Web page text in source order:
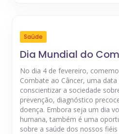
Saúde
Dia Mundial do
No dia 4 de fevereiro,
Combate ao Câncer, uma
conscientizar a sociedade
prevenção, diagnóstico
doença. Embora seja um dia
humana, também é uma
sobre a saúde dos nossos